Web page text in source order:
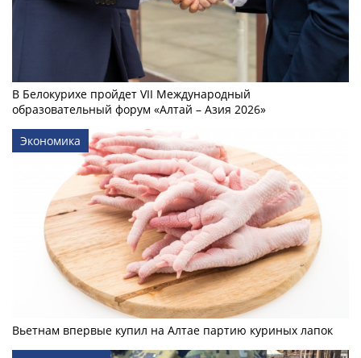
В Белокурихе пройдет VII Международный
образовательный форум «Алтай – Азия 2026»
Экономика
Вьетнам впервые купил на Алтае партию куриных лапок